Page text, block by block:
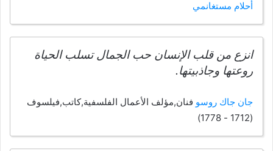
أحلام مستغانمي
انزع من قلب الإنسان حب الجمال تسلب الحياة
روعتها وجاذبيتها.
جان جاك روسو فنان,مؤلف الأعمال الفلسفية,كاتب,فيلسوف
(1712 - 1778)